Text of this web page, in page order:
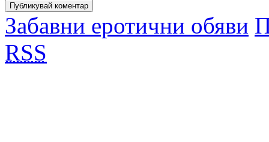
Забавни еротични обяви
RSS